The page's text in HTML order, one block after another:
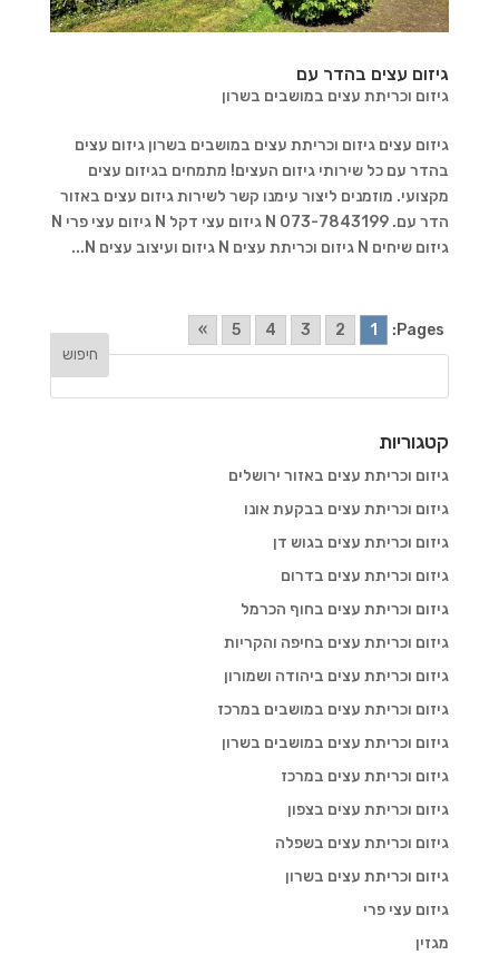
גיזום עצים בהדר עם
גיזום וכריתת עצים במושבים בשרון
גיזום עצים גיזום וכריתת עצים במושבים בשרון גיזום עצים
בהדר עם כל שירותי גיזום העצים! מתמחים בגיזום עצים
מקצועי. מוזמנים ליצור עימנו קשר לשירות גיזום עצים באזור
הדר עם. 073-7843199 N גיזום עצי דקל N גיזום עצי פרי N
גיזום שיחים N גיזום וכריתת עצים N גיזום ועיצוב עצים N...
Pages:
1
2
3
4
5
»
קטגוריות
גיזום וכריתת עצים באזור ירושלים
גיזום וכריתת עצים בבקעת אונו
גיזום וכריתת עצים בגוש דן
גיזום וכריתת עצים בדרום
גיזום וכריתת עצים בחוף הכרמל
גיזום וכריתת עצים בחיפה והקריות
גיזום וכריתת עצים ביהודה ושמורון
גיזום וכריתת עצים במושבים במרכז
גיזום וכריתת עצים במושבים בשרון
גיזום וכריתת עצים במרכז
גיזום וכריתת עצים בצפון
גיזום וכריתת עצים בשפלה
גיזום וכריתת עצים בשרון
גיזום עצי פרי
מגזין